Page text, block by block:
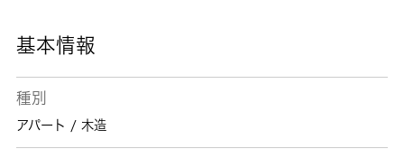
基本情報
種別
アパート / 木造